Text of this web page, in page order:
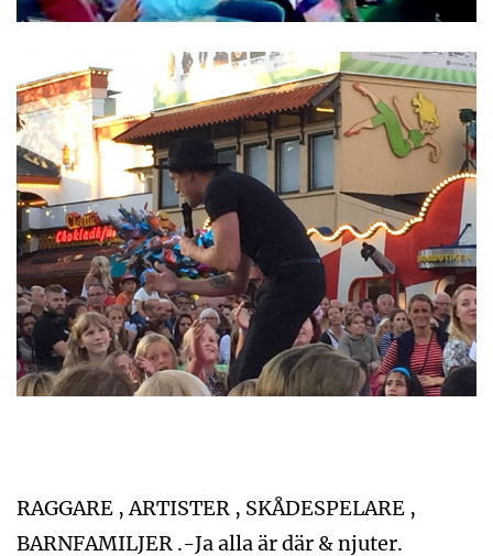
RAGGARE , ARTISTER , SKÅDESPELARE ,
BARNFAMILJER .-Ja alla är där & njuter.